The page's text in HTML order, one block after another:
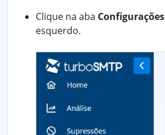
Clique na aba Configurações
esquerdo.